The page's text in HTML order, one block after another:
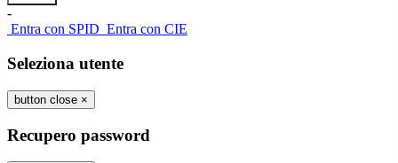
-
Entra con SPID Entra con CIE
Seleziona utente
button close ×
Recupero password